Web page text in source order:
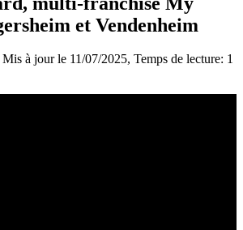
et Vendenheim
Mis à jour le 11/07/2025, Temps de lecture: 1